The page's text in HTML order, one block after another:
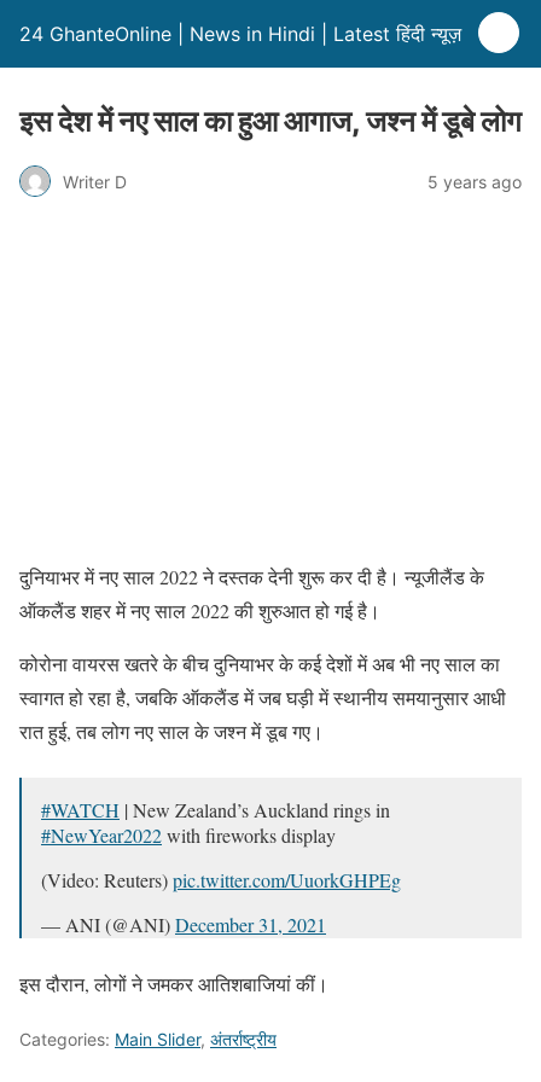
24 GhanteOnline | News in Hindi | Latest हिंदी न्यूज़
इस देश में नए साल का हुआ आगाज, जश्न में डूबे लोग
Writer D 5 years ago
दुनियाभर में नए साल 2022 ने दस्तक देनी शुरू कर दी है। न्यूजीलैंड के
ऑकलैंड शहर में नए साल 2022 की शुरुआत हो गई है।
कोरोना वायरस खतरे के बीच दुनियाभर के कई देशों में अब भी नए साल का
स्वागत हो रहा है, जबकि ऑकलैंड में जब घड़ी में स्थानीय समयानुसार आधी
रात हुई, तब लोग नए साल के जश्न में डूब गए।
#WATCH | New Zealand’s Auckland rings in
#NewYear2022with fireworks display
(Video: Reuters)pic.twitter.com/UuorkGHPEg
— ANI (@ANI)December 31, 2021
इस दौरान, लोगों ने जमकर आतिशबाजियां कीं।
Categories: Main Slider, अंतर्राष्ट्रीय